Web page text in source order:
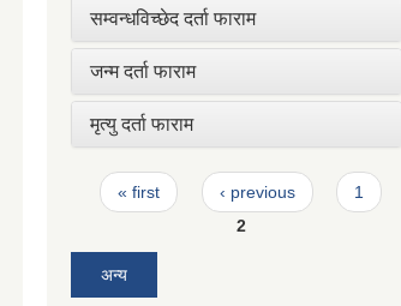
सम्वन्धविच्छेद दर्ता फाराम
जन्म दर्ता फाराम
मृत्यु दर्ता फाराम
Pages
« first ‹ previous
1
2
अन्य